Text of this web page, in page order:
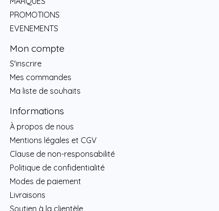
PROMOTIONS
EVENEMENTS
Mon compte
S'inscrire
Mes commandes
Ma liste de souhaits
Informations
À propos de nous
Mentions légales et CGV
Clause de non-responsabilité
Politique de confidentialité
Modes de paiement
Livraisons
Soutien à la clientèle